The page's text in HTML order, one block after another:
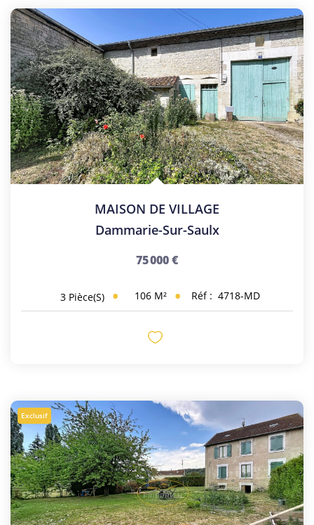
MAISON DE VILLAGE
Dammarie-Sur-Saulx
75 000 €
3 Pièce(s) 106 M² Réf : 4718-MD
Exclusif